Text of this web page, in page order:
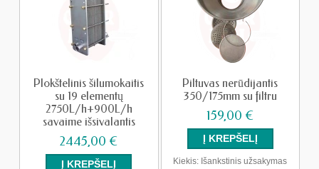
Plokštelinis šilumokaitis
su 19 elementų
2750L/h+900L/h
savaime išsivalantis
2445,00 €
Piltuvas nerūdijantis
350/175mm su filtru
159,00 €
Kiekis: Išankstinis užsakymas